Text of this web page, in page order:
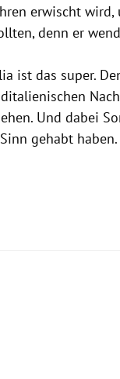
erwischt wird,
denn er
ist das super.
Und dabei
gehabt